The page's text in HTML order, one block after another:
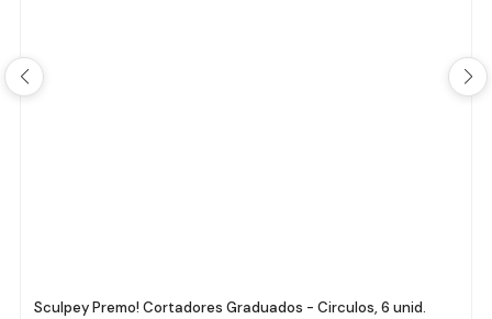
Sculpey Premo! Cortadores Graduados - Circulos, 6 unid.